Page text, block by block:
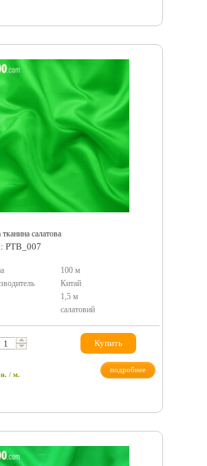
салатова
PTB_007
100 м
Китай
1,5 м
салатовий
Купить
/ м.
подробнее